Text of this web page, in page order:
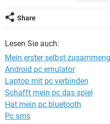
-Grafikkarte - gigabyte geforce
-CPU-Kühler-Be Quiet Dark
-PC-Netzteil:cooler master GX
-Wärmeleitpaste:Cooler Master
-Gehäuse: thermaltake
-Gehäuselüfter bitfenix spectre
-Windows 7
Was hält ihr davon ?
Danke
Share
Lesen Sie auch:
Mein erster selbst
Android pc emulator
Laptop mit pc verbinden
Schafft mein pc das spiel
Hat mein pc bluetooth
Pc sms